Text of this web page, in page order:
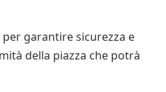
garantire sicurezza e
della piazza che potrà